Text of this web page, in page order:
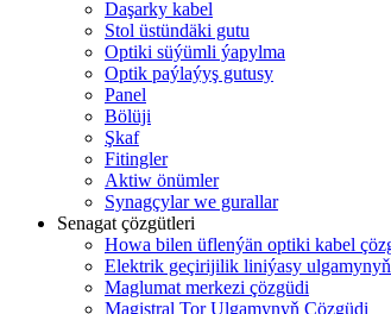
Daşarky kabel
Stol üstündäki gutu
Optiki süýümli ýapylma
Optik paýlaýyş gutusy
Panel
Bölüji
Şkaf
Fitingler
Aktiw önümler
Synagçylar we gurallar
Senagat çözgütleri
Howa bilen üflenýän optiki kabel
Elektrik geçirijilik liniýasy
Maglumat merkezi çözgüdi
Magistral Tor Ulgamynyň Çözgüdi